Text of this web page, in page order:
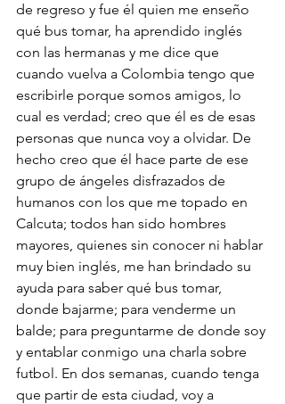
de regreso y fue él quien me enseño
qué bus tomar, ha aprendido inglés
con las hermanas y me dice que
cuando vuelva a Colombia tengo que
escribirle porque somos amigos, lo
cual es verdad; creo que él es de esas
personas que nunca voy a olvidar. De
hecho creo que él hace parte de ese
grupo de ángeles disfrazados de
humanos con los que me topado en
Calcuta; todos han sido hombres
mayores, quienes sin conocer ni hablar
muy bien inglés, me han brindado su
ayuda para saber qué bus tomar,
donde bajarme; para venderme un
balde; para preguntarme de donde soy
y entablar conmigo una charla sobre
futbol. En dos semanas, cuando tenga
que partir de esta ciudad, voy a